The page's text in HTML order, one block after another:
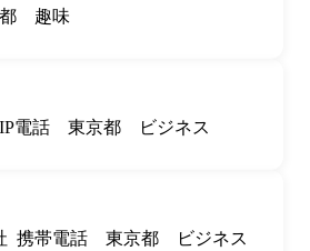
趣味
IP電話 東京都 ビジネス
携帯電話 東京都 ビジネス